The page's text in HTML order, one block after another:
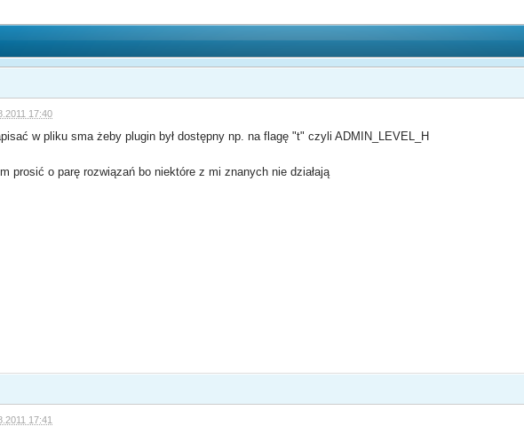
17:40
w pliku sma żeby plugin był dostępny np. na flagę "t" czyli ADMIN_LEVEL_H
prosić o parę rozwiązań bo niektóre z mi znanych nie działają
17:41